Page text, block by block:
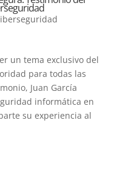
un tema exclusivo del
para todas las
Juan García
informática en
su experiencia al